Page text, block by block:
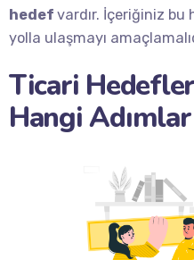
hedef vardır. İçeriğiniz
yolla ulaşmayı
Ticari
Hangi